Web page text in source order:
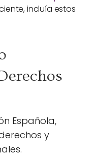
incluía estos
Española,
y